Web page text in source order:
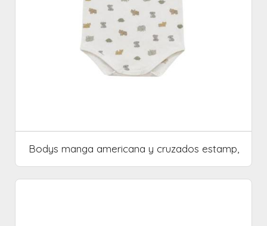
Bodys manga americana y cruzados estamp,